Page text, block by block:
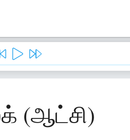
(ஆட்சி)